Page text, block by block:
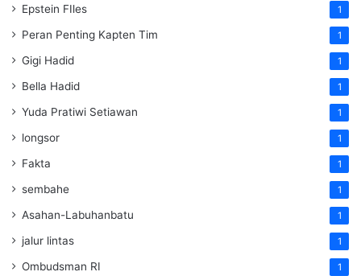
Epstein FIles 1
Peran Penting Kapten Tim 1
Gigi Hadid 1
Bella Hadid 1
Yuda Pratiwi Setiawan 1
longsor 1
Fakta 1
sembahe 1
Asahan-Labuhanbatu 1
jalur lintas 1
Ombudsman RI 1